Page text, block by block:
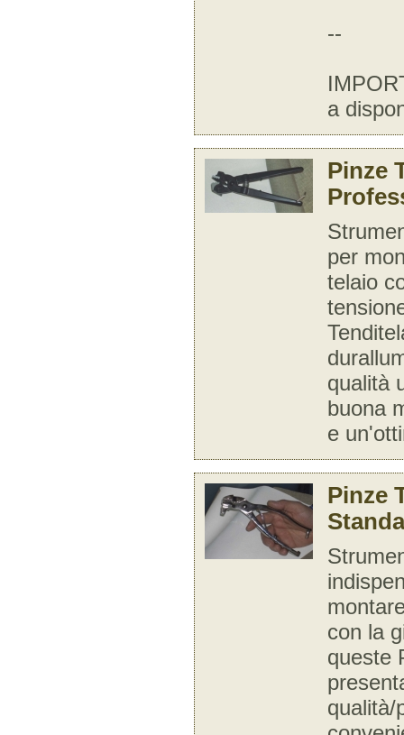
--
a
Pinze
per
telaio
qualità
buona
e
Pinze
con la
queste
qualità/